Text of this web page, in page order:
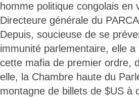
homme politique congolais
Directeure générale du
Depuis, soucieuse de se
immunité parlementaire, elle
cette mafia de premier ordre,
elle, la Chambre haute du
montagne de billets de $US à